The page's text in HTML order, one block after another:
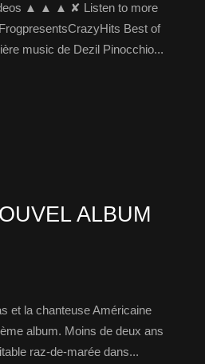
▲ ▲ ▲ ✘ Listen to more
Best of
music de Dezil Pinocchio...
ALBUM
et la chanteuse Américaine
album. Moins de deux ans
raz-de-marée dans...